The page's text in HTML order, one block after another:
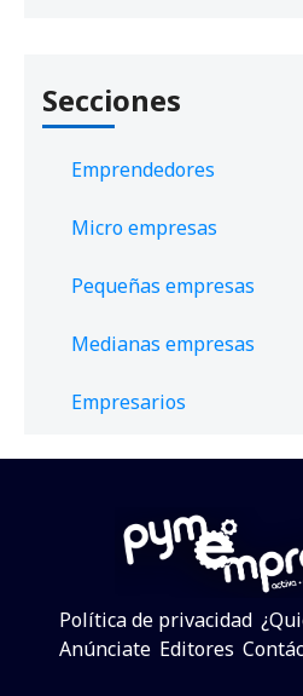
Secciones
Emprendedores
Micro empresas
Pequeñas empresas
Medianas empresas
Empresarios
Política de privacidad
Anúnciate Editores